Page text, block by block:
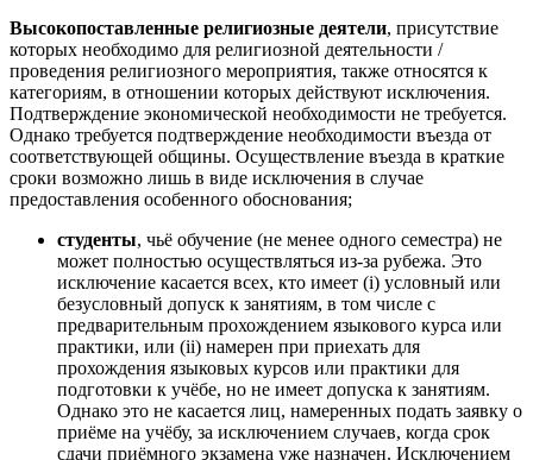
Высокопоставленные религиозные деятели, присутствие
которых необходимо для религиозной деятельности /
проведения религиозного мероприятия, также относятся к
категориям, в отношении которых действуют исключения.
Подтверждение экономической необходимости не требуется.
Однако требуется подтверждение необходимости въезда от
соответствующей общины. Осуществление въезда в краткие
сроки возможно лишь в виде исключения в случае
предоставления особенного обоснования;
студенты, чьё обучение (не менее одного семестра) не
может полностью осуществляться из-за рубежа. Это
исключение касается всех, кто имеет (i) условный или
безусловный допуск к занятиям, в том числе с
предварительным прохождением языкового курса или
практики, или (ii) намерен при приехать для
прохождения языковых курсов или практики для
подготовки к учёбе, но не имеет допуска к занятиям.
Однако это не касается лиц, намеренных подать заявку о
приёме на учёбу, за исключением случаев, когда срок
сдачи приёмного экзамена уже назначен. Исключением